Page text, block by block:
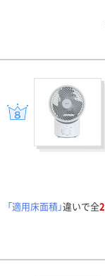
「適用床面積」違いで全2